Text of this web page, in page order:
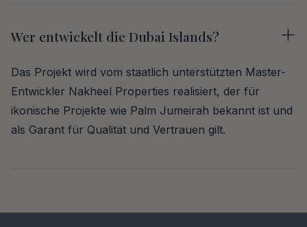
Wer entwickelt die Dubai Islands?
Das Projekt wird vom staatlich unterstützten Master-
Entwickler Nakheel Properties realisiert, der für
ikonische Projekte wie Palm Jumeirah bekannt ist und
als Garant für Qualität und Vertrauen gilt.